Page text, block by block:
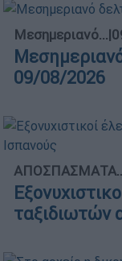
Μεσημεριανό...|
09/08/2026
ταξιδιωτών